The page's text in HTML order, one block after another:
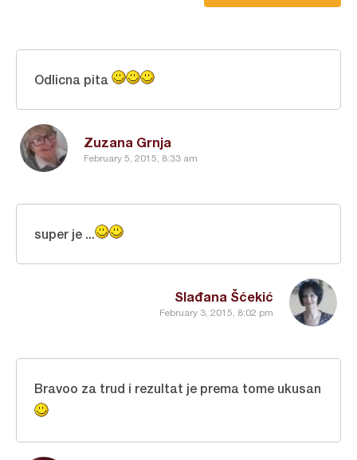
Zuzana Grnja
February 5, 2015, 8:33 am
Odlicna pita
Slađana Šćekić
February 3, 2015, 8:02 pm
super je ...
Bravoo za trud i rezultat je prema tome ukusan